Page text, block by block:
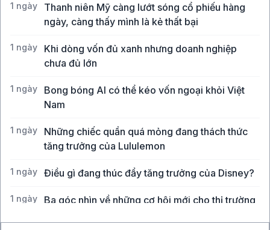
1 ngày
Thanh niên Mỹ càng lướt sóng cổ phiếu hàng
ngày, càng thấy mình là kẻ thất bại
1 ngày
Khi dòng vốn đủ xanh nhưng doanh nghiệp
chưa đủ lớn
1 ngày
Bong bóng AI có thể kéo vốn ngoại khỏi Việt
Nam
1 ngày
Những chiếc quần quá mỏng đang thách thức
tăng trưởng của Lululemon
1 ngày Điều gì đang thúc đẩy tăng trưởng của Disney?
1 ngày
Ba góc nhìn về những cơ hội mới cho thị trường